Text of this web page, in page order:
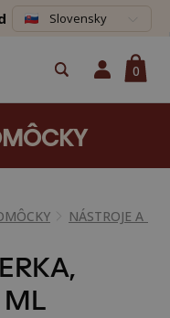
Slovensky
0
NÁSTROJE A